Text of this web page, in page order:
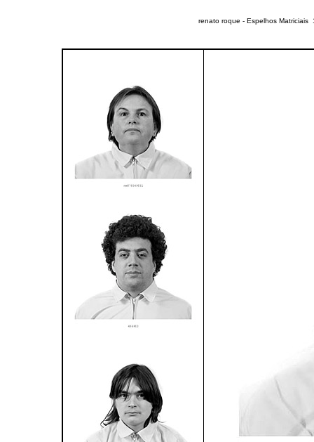
renato roque - Espelhos Matriciais